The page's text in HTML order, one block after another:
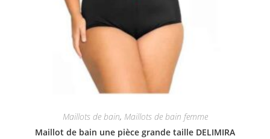
Maillots de bain, Maillots de bain femme
Maillot de bain une pièce grande taille DELIMIRA